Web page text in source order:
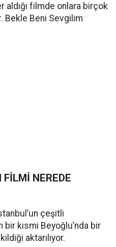
aldığı filmde onlara birçok
Bekle Beni Sevgilim
NEREDE
çeşitli
bir kısmi Beyoğlu’nda bir
aktarılıyor.